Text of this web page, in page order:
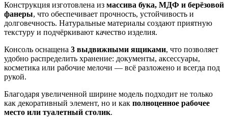
Конструкция изготовлена из массива бука, МДФ и берёзовой
фанеры, что обеспечивает прочность, устойчивость и
долговечность. Натуральные материалы создают приятную
текстуру и подчёркивают качество изделия.
Консоль оснащена 3 выдвижными ящиками, что позволяет
удобно распределить хранение: документы, аксессуары,
косметика или рабочие мелочи — всё разложено и всегда под
рукой.
Благодаря увеличенной ширине модель подходит не только
как декоративный элемент, но и как полноценное рабочее
место или туалетный столик.